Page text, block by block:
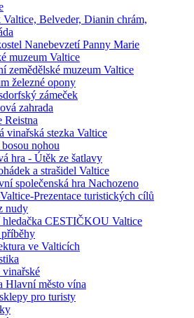
Valtice, Belveder, Dianin chrám,
Nanebevzetí Panny Marie
muzeum Valtice
zemědělské muzeum Valtice
železné opony
zámeček
zahrada
Reistna
vinařská stezka Valtice
bosou nohou
hra - Útěk ze šatlavy
a strašidel Valtice
společenská hra Nachozeno
Prezentace turistických cílů
nudy
CESTIČKOU Valtice
ve Valticích
vinařské
Hlavní město vína
pro turisty